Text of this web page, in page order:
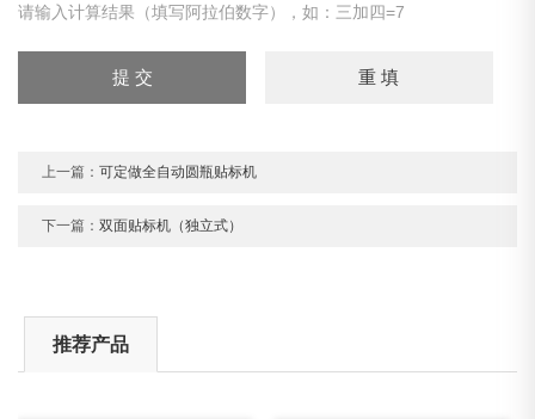
请输入计算结果（填写阿拉伯数字），如：三加四=7
上一篇：可定做全自动圆瓶贴标机
下一篇：双面贴标机（独立式）
推荐产品